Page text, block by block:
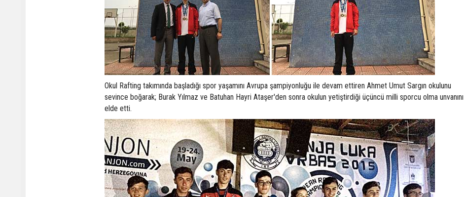
Okul Rafting takımında başladığı spor yaşamını Avrupa şampiyonluğu ile devam ettiren Ahmet Umut Sargın okulunu
sevince boğarak; Burak Yılmaz ve Batuhan Hayri Ataşer'den sonra okulun yetiştirdiği üçüncü milli sporcu olma unvanını
elde etti.